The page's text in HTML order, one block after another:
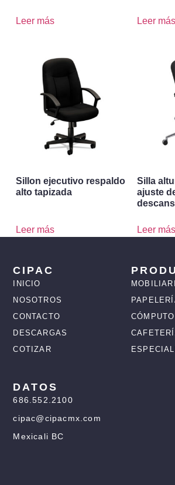
Leer más Leer más
Sillon ejecutivo respaldo
alto tapizada
Leer más
Silla
ajuste
Leer más
CIPAC
INICIO
NOSOTROS
CONTACTO
DESCARGAS
COTIZAR
DATOS
686.552.2100
cipac@cipacmx.com
Mexicali BC